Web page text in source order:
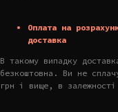
Оплата на
доставка
В такому випадку
безкоштовна. Ви не
грн і вище, в